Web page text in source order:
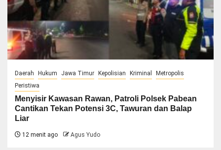
Daerah Hukum Jawa Timur Kepolisian Kriminal
Metropolis
Peristiwa
Menyisir Kawasan Rawan, Patroli Polsek Pabean
Cantikan Tekan Potensi 3C, Tawuran dan Balap
Liar
12 menit ago Agus Yudo